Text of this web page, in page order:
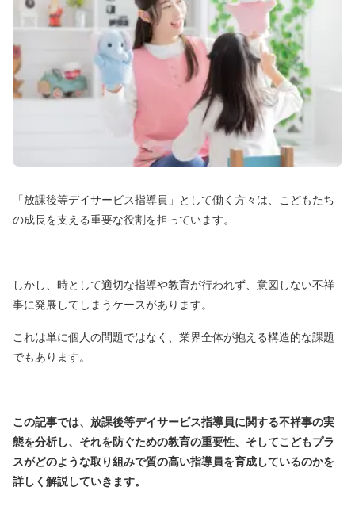
「放課後等デイサービス指導員」として働く方々は、こどもたち
の成長を支える重要な役割を担っています。
しかし、時として適切な指導や教育が行われず、意図しない不祥
事に発展してしまうケースがあります。
これは単に個人の問題ではなく、業界全体が抱える構造的な課題
でもあります。
この記事では、放課後等デイサービス指導員に関する不祥事の実
態を分析し、それを防ぐための教育の重要性、そしてこどもプラ
スがどのような取り組みで質の高い指導員を育成しているのかを
詳しく解説していきます。